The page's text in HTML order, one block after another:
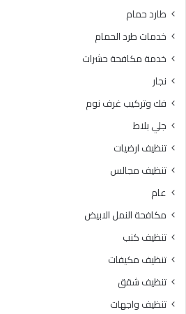
طارد حمام
خدمات طرد الحمام
خدمة مكافحة حشرات
نجار
فك وتركيب غرف نوم
جلي بلاط
تنظيف ارضيات
تنظيف مجالس
عام
مكافحة النمل الابيض
تنظيف كنب
تنظيف مكيفات
تنظيف شقق
تنظيف واجهات